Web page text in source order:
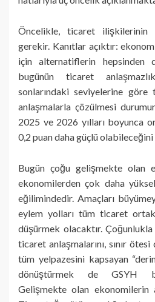
Öncelikle, ticaret ilişkilerinin
gerekir. Kanıtlar açıktır:
için alternatiflerin hepsinden
bugünün ticaret
sonlarındaki seviyelerine
anlaşmalarla çözülmesi
2025 ve 2026 yılları boyunca
0,2 puan daha güçlü
Bugün çoğu gelişmekte olan
ekonomilerden çok daha
eğilimindedir. Amaçları
eylem yolları tüm ticaret
düşürmek olacaktır.
ticaret anlaşmalarını, sınır
tüm yelpazesini kapsayan
dönüştürmek de GSYH
Gelişmekte olan ekonomilerin